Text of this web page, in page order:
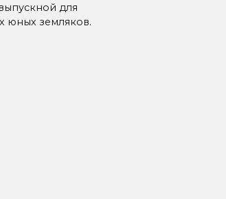
для
юных земляков.